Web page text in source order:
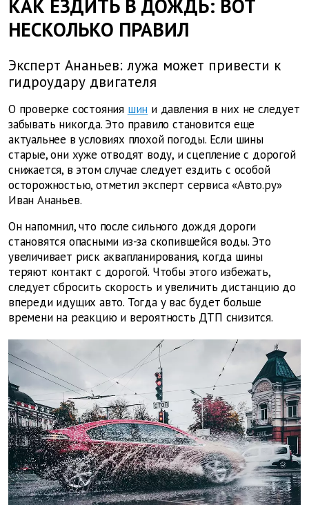
КАК ЕЗДИТЬ В ДОЖДЬ: ВОТ
НЕСКОЛЬКО ПРАВИЛ
Эксперт Ананьев: лужа может привести к
гидроудару двигателя
О проверке состояния шин и давления в них не следует
забывать никогда. Это правило становится еще
актуальнее в условиях плохой погоды. Если шины
старые, они хуже отводят воду, и сцепление с дорогой
снижается, в этом случае следует ездить с особой
осторожностью, отметил эксперт сервиса «Авто.ру»
Иван Ананьев.
Он напомнил, что после сильного дождя дороги
становятся опасными из-за скопившейся воды. Это
увеличивает риск аквапланирования, когда шины
теряют контакт с дорогой. Чтобы этого избежать,
следует сбросить скорость и увеличить дистанцию до
впереди идущих авто. Тогда у вас будет больше
времени на реакцию и вероятность ДТП снизится.